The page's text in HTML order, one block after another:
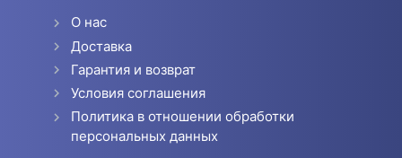
О нас
Доставка
Гарантия и возврат
Условия соглашения
Политика в отношении обработки
персональных данных